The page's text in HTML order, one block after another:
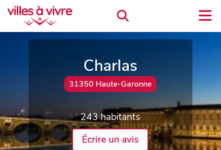
Charlas
31350 Haute-Garonne
243 habitants
Écrire un avis